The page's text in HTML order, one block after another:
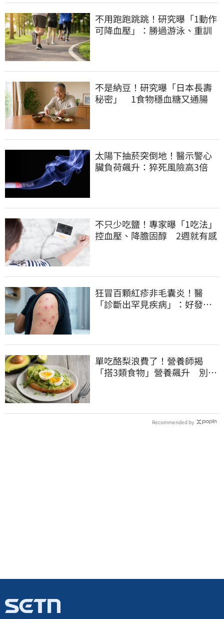
不用跑跑跳跳！研究曝「1動作
可降血壓」：勝過游泳、重訓
不是納豆！研究曝「日本長壽
秘密」 1食物穩血糖又通腸
太陽下抽菸突倒地！醫示警心
臟負荷飆升：猝死風險高3倍
不只少吃鹽！專家曝「1吃法」
控血壓、降膽固醇 2週就有感
狂冒百顆紅疹非毛囊炎！醫
「診斷出罕見疾病」：好發這
單吃酪梨浪費了！營養師揭
「搭3類食物」營養飆升 別再
Recommended by